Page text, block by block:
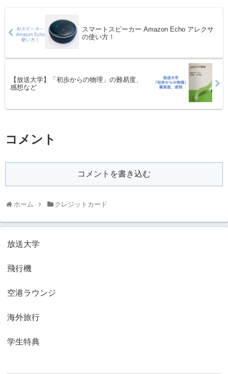
スマートスピーカー Amazon Echo アレクサ
の使い方！
【放送大学】「初歩からの物理」の難易度、
感想など
コメント
コメントを書き込む
ホーム クレジットカード
放送大学
飛行機
空港ラウンジ
海外旅行
学生特典